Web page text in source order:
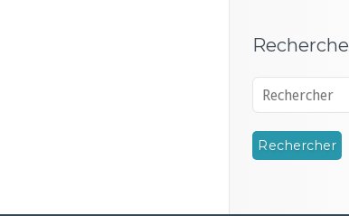
Recherche